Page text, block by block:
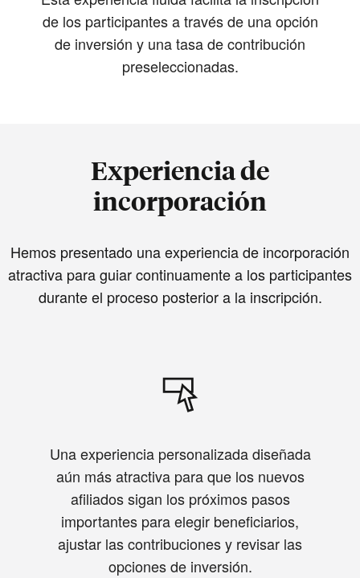
de los participantes a través de una opción
de inversión y una tasa de contribución
preseleccionadas.
Experiencia de
incorporación
Hemos presentado una experiencia de incorporación
atractiva para guiar continuamente a los participantes
durante el proceso posterior a la inscripción.
Una experiencia personalizada diseñada
aún más atractiva para que los nuevos
afiliados sigan los próximos pasos
importantes para elegir beneficiarios,
ajustar las contribuciones y revisar las
opciones de inversión.